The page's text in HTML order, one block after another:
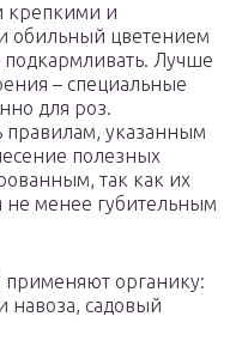
крепкими и
обильный цветением
Лучше
– специальные
для роз.
правилам, указанным
полезных
так как их
не менее губительным
органику:
навоза, садовый